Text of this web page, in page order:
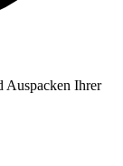
Auspacken Ihrer